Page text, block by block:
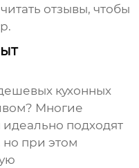
отзывы, чтобы
кухонных
? Многие
идеально подходят
при этом